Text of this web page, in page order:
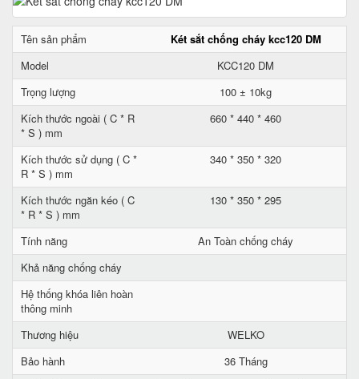
Tên sản phẩm
Két sắt chống cháy kcc120 DM
Model
KCC120 DM
Trọng lượng
100 ± 10kg
Kích thước ngoài ( C * R
* S ) mm
660 * 440 * 460
Kích thước sử dụng ( C *
R * S ) mm
340 * 350 * 320
Kích thước ngăn kéo ( C
* R * S ) mm
130 * 350 * 295
Tính năng
An Toàn chống cháy
Khả năng chống cháy
Hệ thống khóa liên hoàn
thông minh
Thương hiệu
WELKO
Bảo hành
36 Tháng